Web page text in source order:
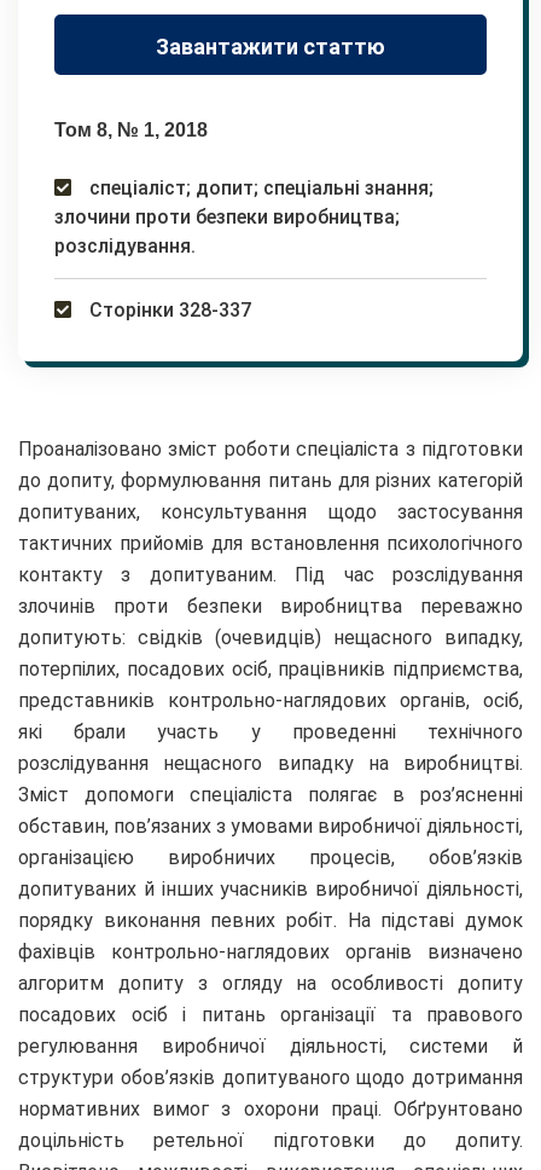
Завантажити статтю
Том 8, № 1, 2018
спеціаліст; допит; спеціальні знання;
злочини проти безпеки виробництва;
розслідування.
Сторінки 328-337
Проаналізовано зміст роботи спеціаліста з підготовки
до допиту, формулювання питань для різних категорій
допитуваних, консультування щодо застосування
тактичних прийомів для встановлення психологічного
контакту з допитуваним. Під час розслідування
злочинів проти безпеки виробництва переважно
допитують: свідків (очевидців) нещасного випадку,
потерпілих, посадових осіб, працівників підприємства,
представників контрольно-наглядових органів, осіб,
які брали участь у проведенні технічного
розслідування нещасного випадку на виробництві.
Зміст допомоги спеціаліста полягає в роз’ясненні
обставин, пов’язаних з умовами виробничої діяльності,
організацією виробничих процесів, обов’язків
допитуваних й інших учасників виробничої діяльності,
порядку виконання певних робіт. На підставі думок
фахівців контрольно-наглядових органів визначено
алгоритм допиту з огляду на особливості допиту
посадових осіб і питань організації та правового
регулювання виробничої діяльності, системи й
структури обов’язків допитуваного щодо дотримання
нормативних вимог з охорони праці. Обґрунтовано
доцільність ретельної підготовки до допиту.